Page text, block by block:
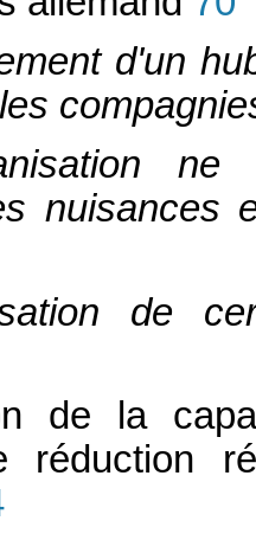
d'un
ne
nuisances
de
de la
réduction